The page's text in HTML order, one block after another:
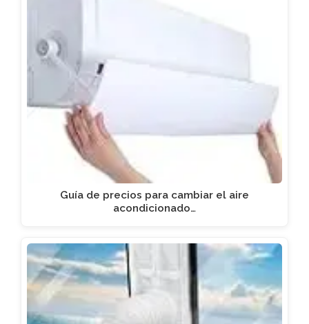
Guía de precios para cambiar el aire
acondicionado…